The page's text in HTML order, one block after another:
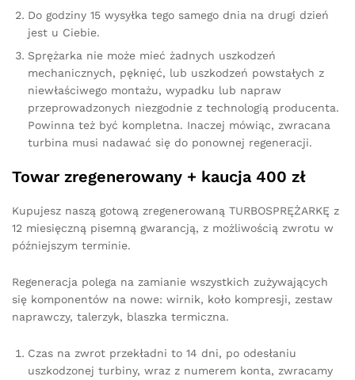
Do godziny 15 wysyłka tego samego dnia na drugi dzień
jest u Ciebie.
Sprężarka nie może mieć żadnych uszkodzeń
mechanicznych, pęknięć, lub uszkodzeń powstałych z
niewłaściwego montażu, wypadku lub napraw
przeprowadzonych niezgodnie z technologią producenta.
Powinna też być kompletna. Inaczej mówiąc, zwracana
turbina musi nadawać się do ponownej regeneracji.
Towar zregenerowany + kaucja 400 zł
Kupujesz naszą gotową zregenerowaną TURBOSPRĘŻARKĘ z
12 miesięczną pisemną gwarancją, z możliwością zwrotu w
późniejszym terminie.
Regeneracja polega na zamianie wszystkich zużywających
się komponentów na nowe: wirnik, koło kompresji, zestaw
naprawczy, talerzyk, blaszka termiczna.
Czas na zwrot przekładni to 14 dni, po odesłaniu
uszkodzonej turbiny, wraz z numerem konta, zwracamy